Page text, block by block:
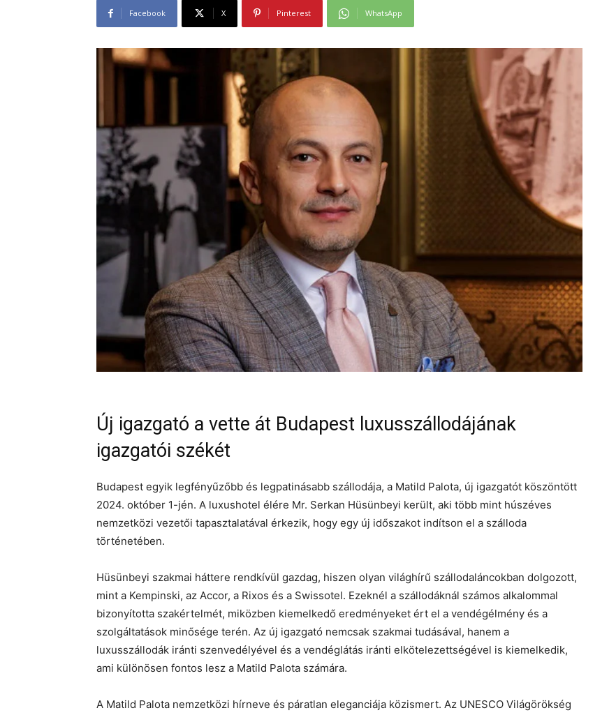
Facebook X Pinterest WhatsApp
Új igazgató a vette át Budapest luxusszállodájának
igazgatói székét
Budapest egyik legfényűzőbb és legpatinásabb szállodája, a Matild Palota, új igazgatót köszöntött
2024. október 1-jén. A luxushotel élére Mr. Serkan Hüsünbeyi került, aki több mint húszéves
nemzetközi vezetői tapasztalatával érkezik, hogy egy új időszakot indítson el a szálloda
történetében.
Hüsünbeyi szakmai háttere rendkívül gazdag, hiszen olyan világhírű szállodaláncokban dolgozott,
mint a Kempinski, az Accor, a Rixos és a Swissotel. Ezeknél a szállodáknál számos alkalommal
bizonyította szakértelmét, miközben kiemelkedő eredményeket ért el a vendégélmény és a
szolgáltatások minősége terén. Az új igazgató nemcsak szakmai tudásával, hanem a
luxusszállodák iránti szenvedélyével és a vendéglátás iránti elkötelezettségével is kiemelkedik,
ami különösen fontos lesz a Matild Palota számára.
A Matild Palota nemzetközi hírneve és páratlan eleganciája közismert. Az UNESCO Világörökség